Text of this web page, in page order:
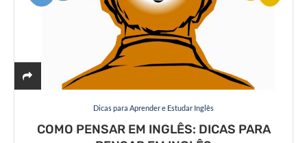
Dicas para Aprender e Estudar Inglês
COMO PENSAR EM INGLÊS: DICAS PARA